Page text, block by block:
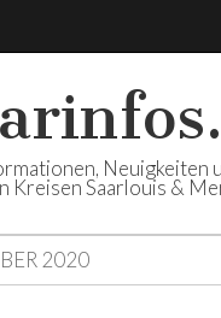
Neuigkeiten
Kreisen Saarlouis &
2020